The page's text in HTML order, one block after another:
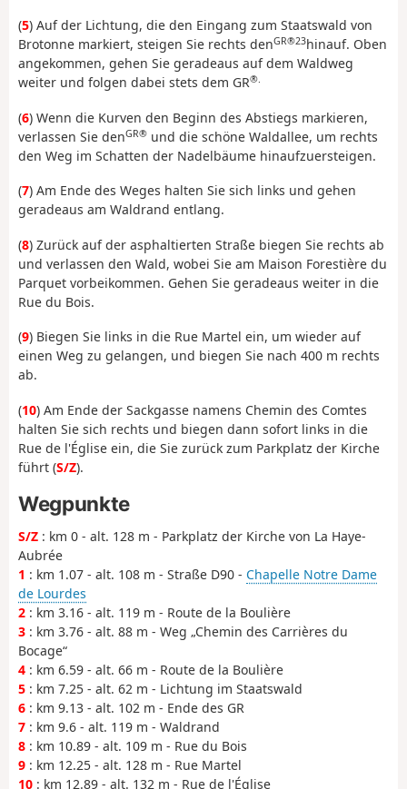
(5) Auf der Lichtung, die den Eingang zum Staatswald von
Brotonne markiert, steigen Sie rechts denGR®23hinauf. Oben
angekommen, gehen Sie geradeaus auf dem Waldweg
weiter und folgen dabei stets dem GR®.
(6) Wenn die Kurven den Beginn des Abstiegs markieren,
verlassen Sie denGR® und die schöne Waldallee, um rechts
den Weg im Schatten der Nadelbäume hinaufzuersteigen.
(7) Am Ende des Weges halten Sie sich links und gehen
geradeaus am Waldrand entlang.
(8) Zurück auf der asphaltierten Straße biegen Sie rechts ab
und verlassen den Wald, wobei Sie am Maison Forestière du
Parquet vorbeikommen. Gehen Sie geradeaus weiter in die
Rue du Bois.
(9) Biegen Sie links in die Rue Martel ein, um wieder auf
einen Weg zu gelangen, und biegen Sie nach 400 m rechts
ab.
(10) Am Ende der Sackgasse namens Chemin des Comtes
halten Sie sich rechts und biegen dann sofort links in die
Rue de l'Église ein, die Sie zurück zum Parkplatz der Kirche
führt (S/Z).
Wegpunkte
S/Z : km 0 - alt. 128 m - Parkplatz der Kirche von La Haye-
Aubrée
1 : km 1.07 - alt. 108 m - Straße D90 - Chapelle Notre Dame
de Lourdes
2 : km 3.16 - alt. 119 m - Route de la Boulière
3 : km 3.76 - alt. 88 m - Weg „Chemin des Carrières du
Bocage“
4 : km 6.59 - alt. 66 m - Route de la Boulière
5 : km 7.25 - alt. 62 m - Lichtung im Staatswald
6 : km 9.13 - alt. 102 m - Ende des GR
7 : km 9.6 - alt. 119 m - Waldrand
8 : km 10.89 - alt. 109 m - Rue du Bois
9 : km 12.25 - alt. 128 m - Rue Martel
10 : km 12.89 - alt. 132 m - Rue de l'Église